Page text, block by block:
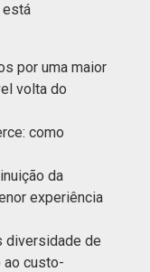
está
por uma maior
volta do
como
da
experiência
diversidade de
ao custo-